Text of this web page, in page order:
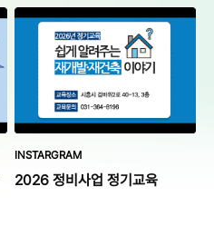
INSTARGRAM
2026 정비사업 정기교육